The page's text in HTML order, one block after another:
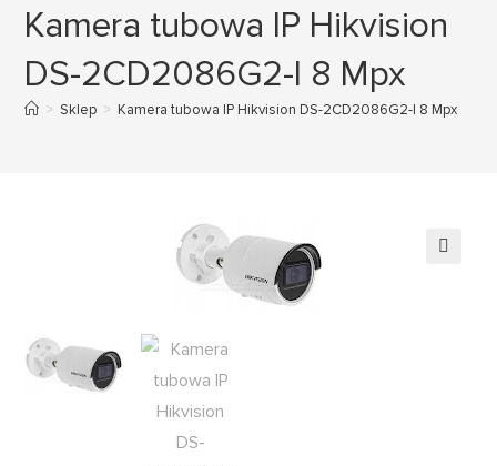
Kamera tubowa IP Hikvision
DS-2CD2086G2-I 8 Mpx
> Sklep > Kamera tubowa IP Hikvision DS-2CD2086G2-I 8 Mpx